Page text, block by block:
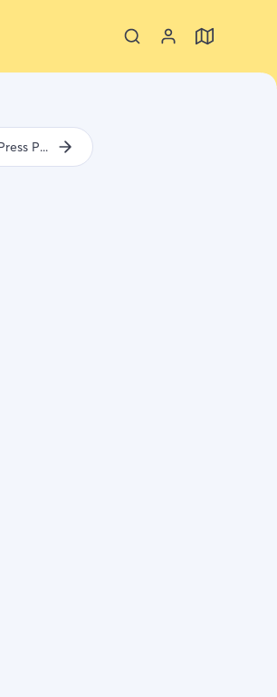
World Press Photo Hulst